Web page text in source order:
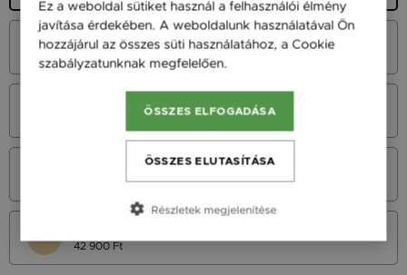
Fehér Arany 14K
55 900 Ft
Sárga Arany 14K
42 900 Ft
Ez a weboldal sütiket használ a felhasználói élmény
javítása érdekében. A weboldalunk használatával Ön
hozzájárul az összes süti használatához, a Cookie
szabályzatunknak megfelelően.
ÖSSZES ELFOGADÁSA
ÖSSZES ELUTASÍTÁSA
Részletek megjelenítése